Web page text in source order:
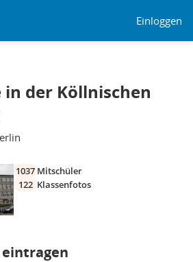
Einloggen
der Köllnischen
1037 Mitschüler
122 Klassenfotos
eintragen